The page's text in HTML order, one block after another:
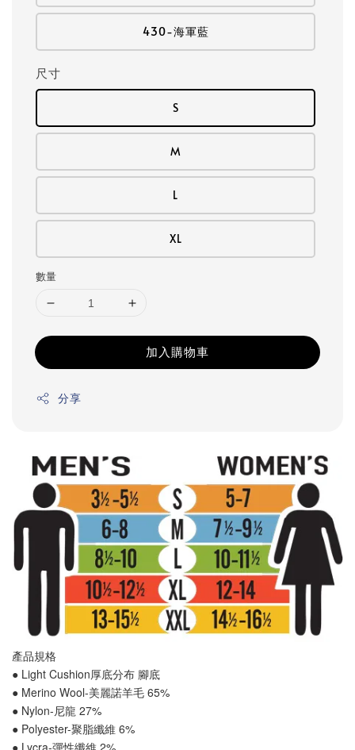
430-海軍藍
尺寸
S
M
L
XL
數量
加入購物車
分享
產品規格
● Light Cushion厚底分布 腳底
● Merino Wool-美麗諾羊毛 65%
● Nylon-尼龍 27%
● Polyester-聚脂纖維 6%